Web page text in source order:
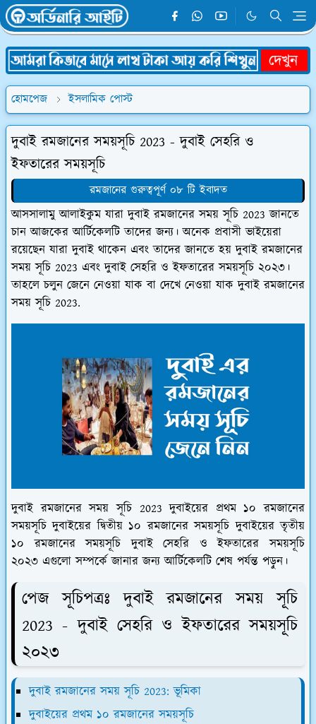
হোমপেজ ইসলামিক পোস্ট
দুবাই রমজানের সময়সূচি 2023 - দুবাই সেহরি ও
ইফতারের সময়সূচি
রমজানের গুরুত্বপূর্ণ ০৮ টি ইবাদত
আসসালামু আলাইকুম যারা দুবাই রমজানের সময় সূচি 2023 জানতে
চান আজকের আর্টিকেলটি তাদের জন্য। অনেক প্রবাসী ভাইয়েরা
রয়েছেন যারা দুবাই থাকেন এবং তাদের জানতে হয় দুবাই রমজানের
সময় সূচি 2023 এবং দুবাই সেহরি ও ইফতারের সময়সূচি ২০২৩।
তাহলে চলুন জেনে নেওয়া যাক বা দেখে নেওয়া যাক দুবাই রমজানের
সময় সূচি 2023.
দুবাই রমজানের সময় সূচি 2023 দুবাইয়ের প্রথম ১০ রমজানের
সময়সূচি দুবাইয়ের দ্বিতীয় ১০ রমজানের সময়সূচি দুবাইয়ের তৃতীয়
১০ রমজানের সময়সূচি দুবাই সেহরি ও ইফতারের সময়সূচি
২০২৩ এগুলো সম্পর্কে জানার জন্য আর্টিকেলটি শেষ পর্যন্ত পড়ুন।
পেজ সূচিপত্রঃ দুবাই রমজানের সময় সূচি
2023 - দুবাই সেহরি ও ইফতারের সময়সূচি
২০২৩
দুবাই রমজানের সময় সূচি 2023: ভূমিকা
দুবাইয়ের প্রথম ১০ রমজানের সময়সূচি